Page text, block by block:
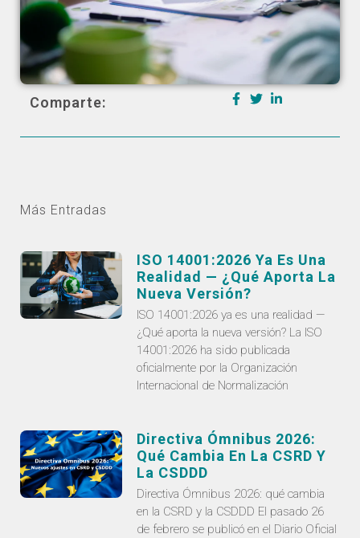
Comparte:
Más Entradas
ISO 14001:2026 Ya Es Una
Realidad — ¿Qué Aporta La
Nueva Versión?
ISO 14001:2026 ya es una realidad —
¿Qué aporta la nueva versión? La ISO
14001:2026 ha sido publicada
oficialmente por la Organización
Internacional de Normalización
Directiva Ómnibus 2026:
Qué Cambia En La CSRD Y
La CSDDD
Directiva Ómnibus 2026: qué cambia
en la CSRD y la CSDDD El pasado 26
de febrero se publicó en el Diario Oficial